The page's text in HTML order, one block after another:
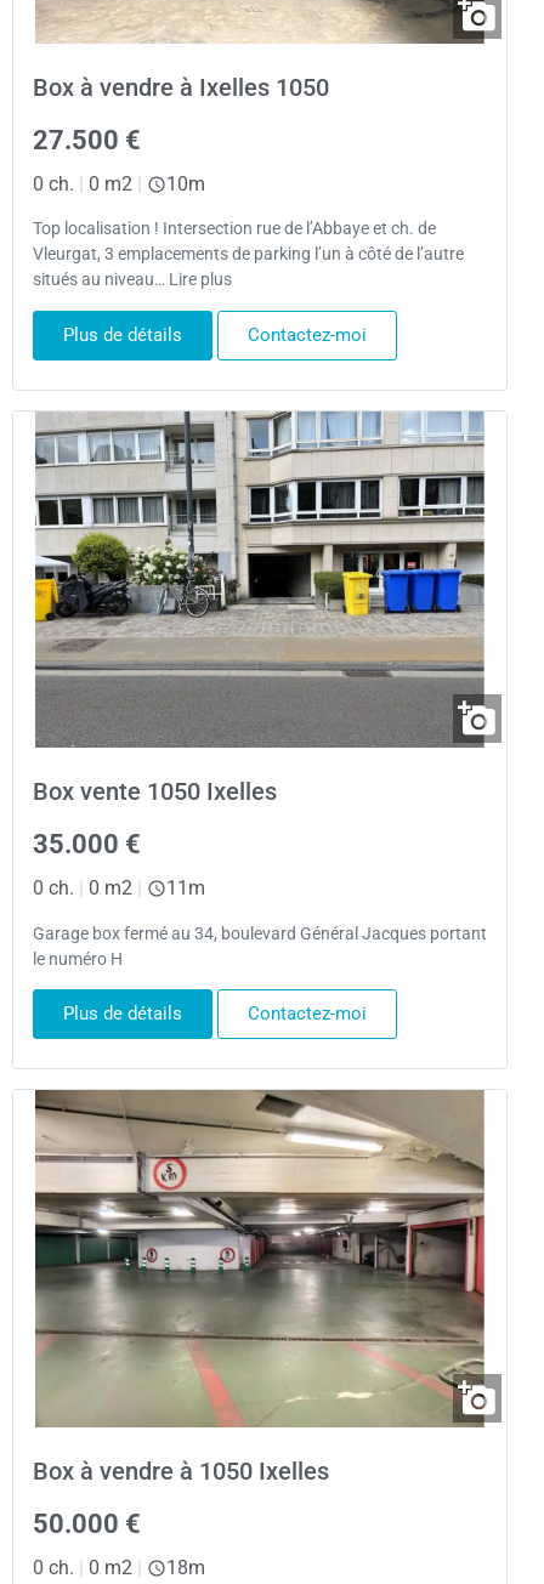
Box à vendre à Ixelles 1050
27.500 €
0 ch. | 0 m2 | 10m
Top localisation ! Intersection rue de l’Abbaye et ch. de
Vleurgat, 3 emplacements de parking l’un à côté de l’autre
situés au niveau… Lire plus
Plus de détails Contactez-moi
Box vente 1050 Ixelles
35.000 €
0 ch. 0 m2 11m
Garage box fermé au 34, boulevard Général Jacques portant
le numéro H
Plus de détails Contactez-moi
Box à vendre à 1050 Ixelles
50.000 €
0 ch. | 0 m2 | 18m